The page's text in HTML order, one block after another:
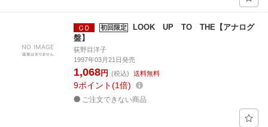
初回限定
LOOK UP TO THE【アナログ
盤】
荻野目洋子
1997年03月21日発売
1,068円 (税込) 送料無料
9ポイント 1倍
ご注文できない商品